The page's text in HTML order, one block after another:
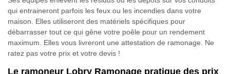
qui entraineront parfois les feux ou les incendies dans votre
maison. Elles utiliseront des matériels spécifiques pour
débarrasser tout ce qui gêne votre poêle pour un rendement
maximum. Elles vous livreront une attestation de ramonage. Ne
ratez pas votre prix et votre devis !
Le ramoneur Lobry Ramonage pratique des prix